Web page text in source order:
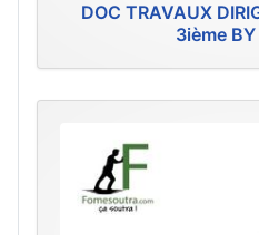
DOC TRAVAUX
3ième